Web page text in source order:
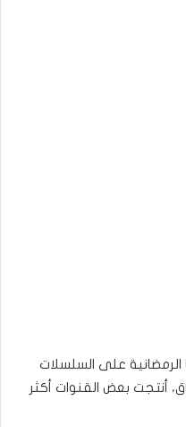
الرمضانية على السلسلات
أنتجت بعض القنوات أكثر